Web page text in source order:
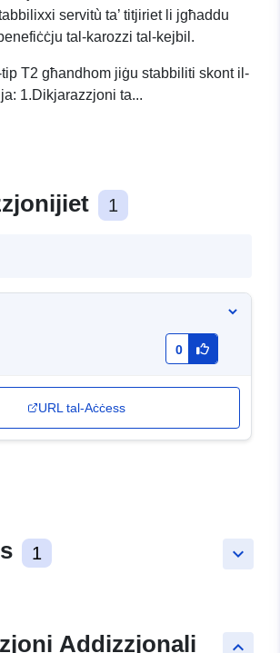
servitù ta’ titjiriet li jgħaddu
tal-karozzi tal-kejbil.
tip T2 għandhom jiġu stabbiliti skont il-
1.Dikjarazzjoni ta...
1
0
URL tal-Aċċess
keyboard_arrow_down
1
keyboard_arrow_up
Addizzjonali